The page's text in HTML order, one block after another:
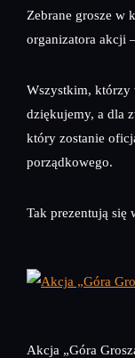
Zebrane grosze w
organizatora akcji
Wszystkim, którzy
dziękujemy, a dla
który zostanie
porządkowego.
Tak prezentują
Akcja „Góra